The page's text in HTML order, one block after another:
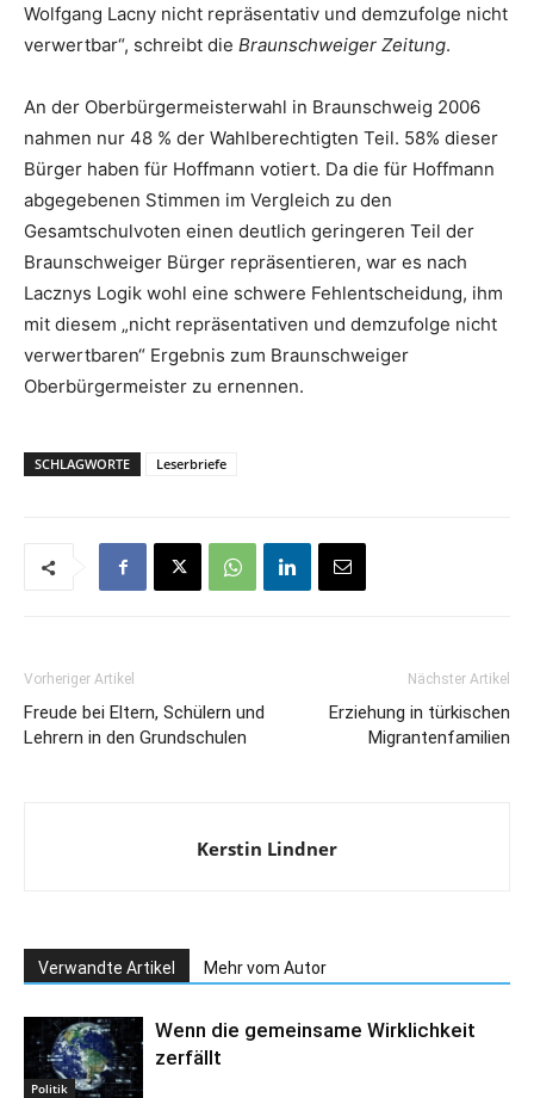
Wolfgang Lacny nicht repräsentativ und demzufolge nicht
verwertbar“, schreibt die Braunschweiger Zeitung.
An der Oberbürgermeisterwahl in Braunschweig 2006
nahmen nur 48 % der Wahlberechtigten Teil. 58% dieser
Bürger haben für Hoffmann votiert. Da die für Hoffmann
abgegebenen Stimmen im Vergleich zu den
Gesamtschulvoten einen deutlich geringeren Teil der
Braunschweiger Bürger repräsentieren, war es nach
Lacznys Logik wohl eine schwere Fehlentscheidung, ihm
mit diesem „nicht repräsentativen und demzufolge nicht
verwertbaren“ Ergebnis zum Braunschweiger
Oberbürgermeister zu ernennen.
SCHLAGWORTE Leserbriefe
Vorheriger Artikel
Freude bei Eltern, Schülern und
Lehrern in den Grundschulen
Nächster Artikel
Erziehung in türkischen
Migrantenfamilien
Kerstin Lindner
Verwandte Artikel Mehr vom Autor
Politik
Wenn die gemeinsame Wirklichkeit
zerfällt